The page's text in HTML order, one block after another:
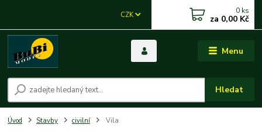
Menu
CZK
Hledat
0 ks
za 0,00 Kč
Úvod Stavby civilní Vila